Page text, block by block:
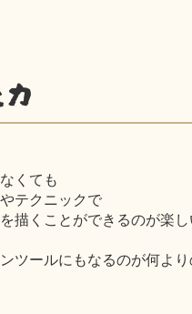
くても
テクニックで
描くことができるのが楽し
ツールにもなるのが何より